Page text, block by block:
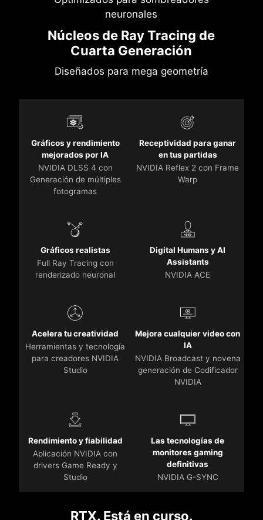
neuronales
Núcleos de Ray Tracing de
Cuarta Generación
Diseñados para mega geometría
Gráficos y rendimiento
mejorados por IA
NVIDIA DLSS 4 con
Generación de múltiples
fotogramas
Receptividad para ganar
en tus partidas
NVIDIA Reflex 2 con Frame
Warp
Gráficos realistas
Full Ray Tracing con
renderizado neuronal
Digital Humans y AI
Assistants
NVIDIA ACE
Acelera tu creatividad
Herramientas y tecnología
para creadores NVIDIA
Studio
Mejora cualquier video con
IA
NVIDIA Broadcast y novena
generación de Codificador
NVIDIA
Rendimiento y fiabilidad
Aplicación NVIDIA con
drivers Game Ready y
Studio
Las tecnologías de
monitores gaming
definitivas
NVIDIA G-SYNC
RTX. Está en curso.